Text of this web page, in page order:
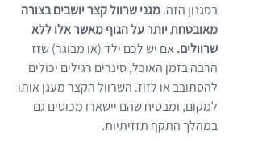
בסגנון הזה. מגני שרוול קצר יושבים בצורה
מאובטחת יותר על הגוף מאשר אלו ללא
שרוולים. אם יש לכם ילד (או מבוגר) שזז
הרבה בזמן האוכל, סינרים רגילים יכולים
להסתובב או לזוז. השרוול הקצר מעגן אותו
למקום, ומבטיח שהם יישארו מכוסים גם
במהלך התקף תזזיתיות.